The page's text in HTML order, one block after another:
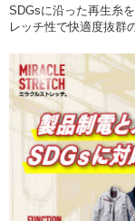
SDGsに沿った再生糸
レッチ性で快適度抜群